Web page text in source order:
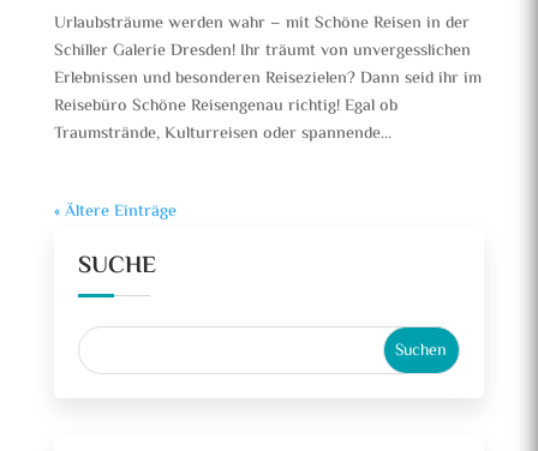
Urlaubsträume werden wahr – mit Schöne Reisen in der
Schiller Galerie Dresden! Ihr träumt von unvergesslichen
Erlebnissen und besonderen Reisezielen? Dann seid ihr im
Reisebüro Schöne Reisengenau richtig! Egal ob
Traumstrände, Kulturreisen oder spannende...
« Ältere Einträge
SUCHE